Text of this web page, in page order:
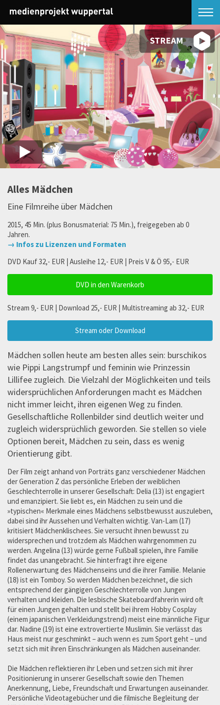
Alles Mädchen
Eine Filmreihe über Mädchen
2015, 45 Min. (plus Bonusmaterial: 75 Min.), freigegeben ab 0
Jahren.
→ Infos zu Lizenzen und Formaten
DVD Kauf 32,- EUR | Ausleihe 12,- EUR | Preis V & Ö 95,- EUR
DVD in den Warenkorb
Stream 9,- EUR | Download 25,- EUR | Multistreaming ab 32,- EUR
Stream oder Download
Mädchen sollen heute am besten alles sein: burschikos
wie Pippi Langstrumpf und feminin wie Prinzessin
Lillifee zugleich. Die Vielzahl der Möglichkeiten und teils
widersprüchlichen Anforderungen macht es Mädchen
nicht immer leicht, ihren eigenen Weg zu finden.
Gesellschaftliche Rollenbilder sind deutlich weiter und
zugleich widersprüchlich geworden. Sie stellen so viele
Optionen bereit, Mädchen zu sein, dass es wenig
Orientierung gibt.
Der Film zeigt anhand von Porträts ganz verschiedener Mädchen
der Generation Z das persönliche Erleben der weiblichen
Geschlechterrolle in unserer Gesellschaft: Delia (13) ist engagiert
und emanzipiert. Sie liebt es, ein Mädchen zu sein und die
»typischen« Merkmale eines Mädchens selbstbewusst auszuleben,
dabei sind ihr Aussehen und Verhalten wichtig. Van-Lam (17)
kritisiert Mädchenklischees. Sie versucht ihnen bewusst zu
widersprechen und trotzdem als Mädchen wahrgenommen zu
werden. Angelina (13) würde gerne Fußball spielen, ihre Familie
findet das unangebracht. Sie hinterfragt ihre eigene
Rollenerwartung des Mädchenseins und die ihrer Familie. Melanie
(18) ist ein Tomboy. So werden Mädchen bezeichnet, die sich
entsprechend der gängigen Geschlechterrolle von Jungen
verhalten und kleiden. Die lesbische Skateboardfahrerin wird oft
für einen Jungen gehalten und stellt bei ihrem Hobby Cosplay
(einem japanischen Verkleidungstrend) meist eine männliche Figur
dar. Nadine (19) ist eine extrovertierte Muslimin. Sie verlässt das
Haus meist nur geschminkt – auch wenn es zum Sport geht – und
setzt sich mit ihren Einschränkungen als Mädchen auseinander.
Die Mädchen reflektieren ihr Leben und setzen sich mit ihrer
Positionierung in unserer Gesellschaft sowie den Themen
Anerkennung, Liebe, Freundschaft und Erwartungen auseinander.
Persönliche Videotagebücher und die filmische Begleitung der